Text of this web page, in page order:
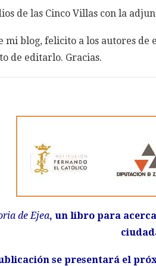
de las Cinco Villas con la
mi blog, felicito a los autores
de editarlo. Gracias.
de Ejea, un libro para
se presentará el